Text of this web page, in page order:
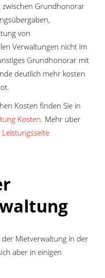
zwischen Grundhonorar
von
Verwaltungen nicht im
Grundhonorar mit
deutlich mehr kosten
Kosten finden Sie in
Kosten. Mehr über
Leistungsseite
Mietverwaltung in der
aber in einigen